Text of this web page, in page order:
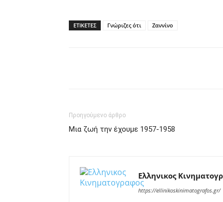
ΕΤΙΚΕΤΕΣ Γνώριζες ότι Ζαννίνο
Προηγούμενο άρθρο
Μια ζωή την έχουμε 1957-1958
Ελληνικος
https://ellinikoskinimatografos.gr/